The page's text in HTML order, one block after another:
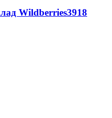
Wildberries3918